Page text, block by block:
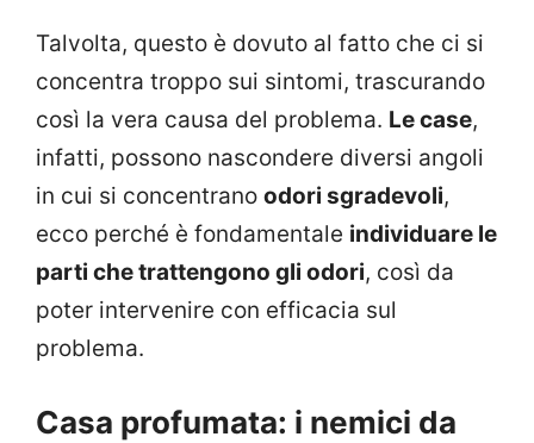
Talvolta, questo è dovuto al fatto che ci si
concentra troppo sui sintomi, trascurando
così la vera causa del problema. Le case,
infatti, possono nascondere diversi angoli
in cui si concentrano odori sgradevoli,
ecco perché è fondamentale individuare le
parti che trattengono gli odori, così da
poter intervenire con efficacia sul
problema.
Casa profumata: i nemici da